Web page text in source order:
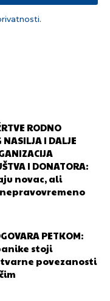
RODNO
I DALJE
I DONATORA:
novac, ali
PETKOM:
stoji
povezanosti